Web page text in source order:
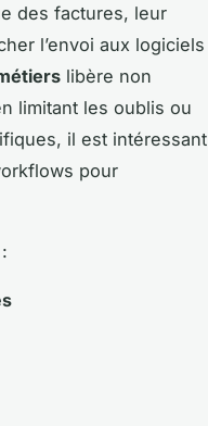
des factures, leur
l’envoi aux logiciels
libère non
limitant les oublis ou
il est intéressant
pour